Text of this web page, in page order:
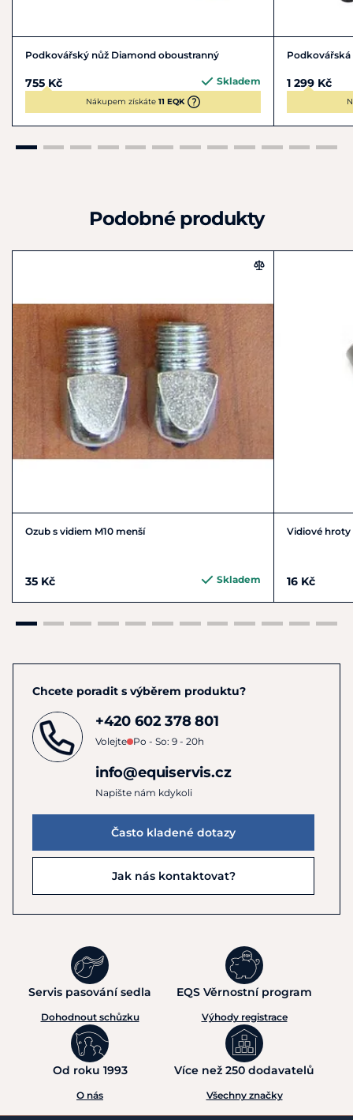
Podkovářský nůž Diamond oboustranný
755 Kč Skladem
Nákupem získáte 11 EQK
Podkovářská
1 299 Kč
Podobné produkty
Ozub s vidiem M10 menší
35 Kč Skladem
Vidiové hroty
16 Kč
Chcete poradit s výběrem produktu?
+420 602 378 801
Volejte Po - So: 9 - 20h
info@equiservis.cz
Napište nám kdykoli
Často kladené dotazy
Jak nás kontaktovat?
Servis pasování sedla
Dohodnout schůzku
EQS Věrnostní program
Výhody registrace
Od roku 1993
O nás
Více než 250 dodavatelů
Všechny značky